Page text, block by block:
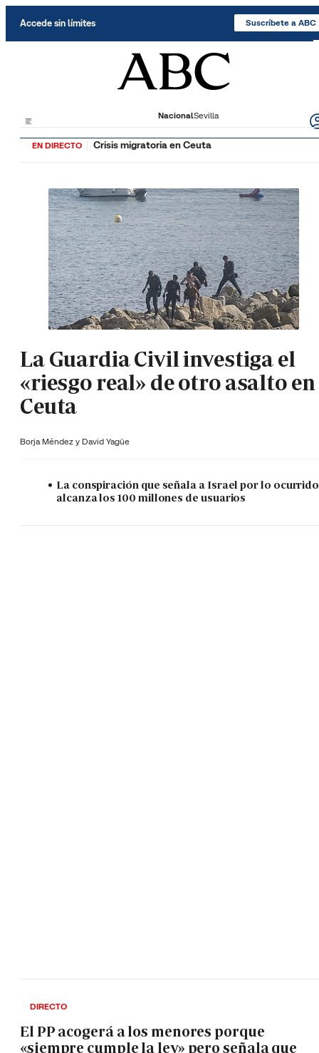
Accede sin límites Suscríbete a ABC
NacionalSevilla
EN DIRECTO Crisis migratoria en Ceuta
La Guardia Civil investiga el
«riesgo real» de otro asalto en
Ceuta
Borja Méndez y David Yagüe
La conspiración que señala a Israel por lo ocurrido
alcanza los 100 millones de usuarios
DIRECTO
El PP acogerá a los menores porque
«siempre cumple la ley» pero señala que